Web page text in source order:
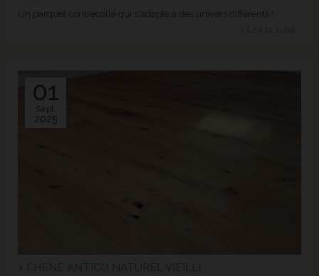
Un parquet contrecollé qui s'adapte à des univers différents !
> Lire la suite...
01
Sept.
2025